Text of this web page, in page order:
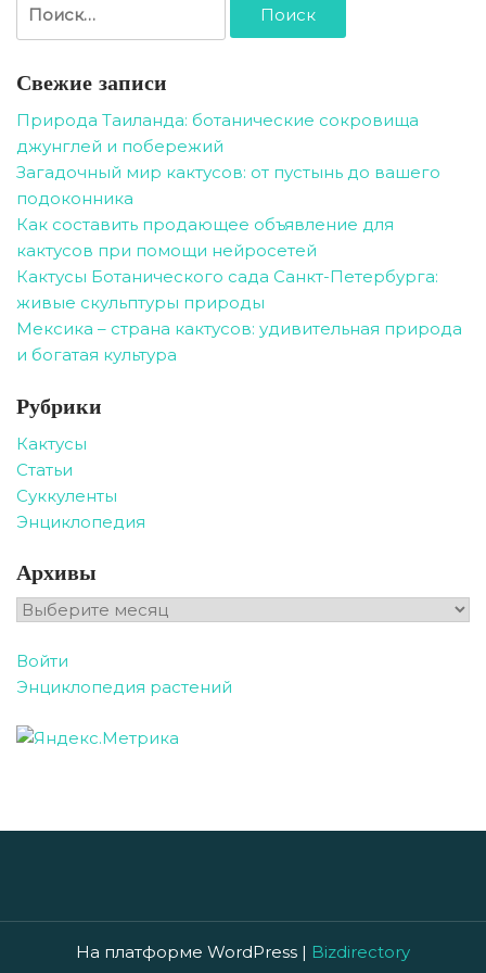
записям
Свежие записи
Природа Таиланда: ботанические сокровища
джунглей и побережий
Загадочный мир кактусов: от пустынь до вашего
подоконника
Как составить продающее объявление для
кактусов при помощи нейросетей
Кактусы Ботанического сада Санкт-Петербурга:
живые скульптуры природы
Мексика – страна кактусов: удивительная природа
и богатая культура
Рубрики
Кактусы
Статьи
Суккуленты
Энциклопедия
Архивы
Архивы
Войти
Энциклопедия растений
На платформе WordPress | Bizdirectory